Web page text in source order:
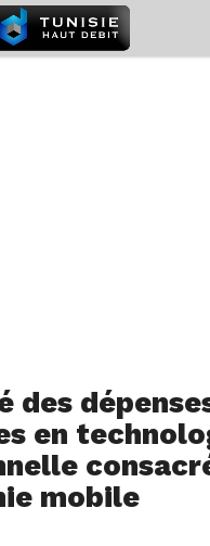
des
en
mobile